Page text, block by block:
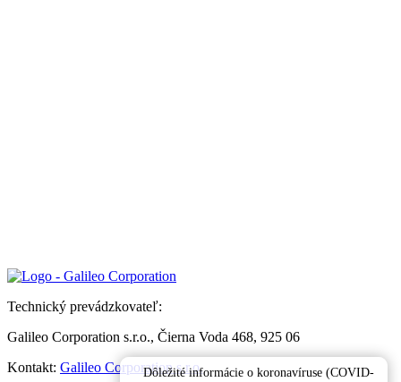
Technický prevádzkovateľ:
Galileo Corporation s.r.o., Čierna Voda 468, 925 06
Kontakt: Galileo Corporation s.r.o.Dôležité informácie o koronavíruse (COVID-